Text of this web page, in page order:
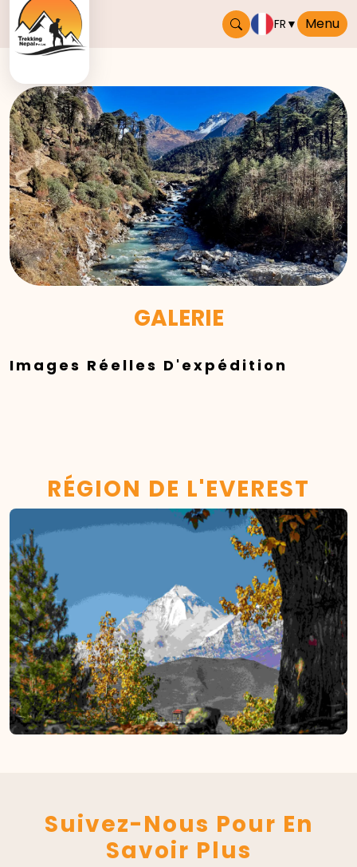
FR ▼ Menu
GALERIE
Images Réelles D'expédition
RÉGION DE L'EVEREST
Suivez-Nous Pour En
Savoir Plus